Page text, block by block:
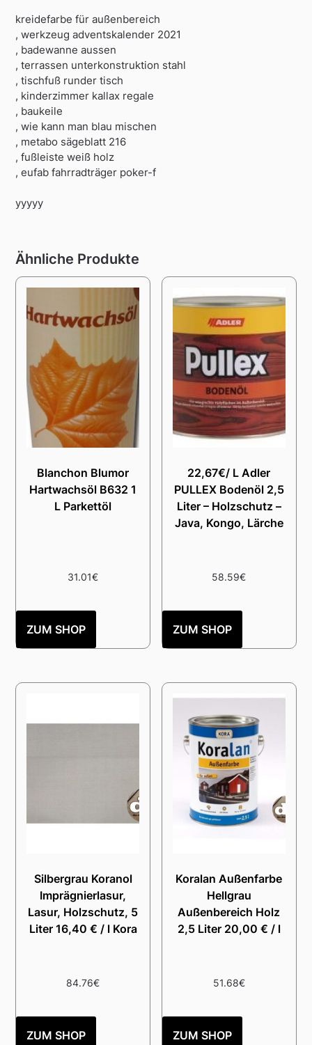
kreidefarbe für außenbereich
, werkzeug adventskalender 2021
, badewanne aussen
, terrassen unterkonstruktion stahl
, tischfuß runder tisch
, kinderzimmer kallax regale
, baukeile
, wie kann man blau mischen
, metabo sägeblatt 216
, fußleiste weiß holz
, eufab fahrradträger poker-f
yyyyy
Ähnliche Produkte
Blanchon Blumor
Hartwachsöl B632 1
L Parkettöl
31.01€
ZUM SHOP
22,67€/ L Adler
PULLEX Bodenöl 2,5
Liter – Holzschutz –
Java, Kongo, Lärche
58.59€
ZUM SHOP
Silbergrau Koranol
Imprägnierlasur,
Lasur, Holzschutz, 5
Liter 16,40 € / l Kora
84.76€
ZUM SHOP
Koralan Außenfarbe
Hellgrau
Außenbereich Holz
2,5 Liter 20,00 € / l
51.68€
ZUM SHOP